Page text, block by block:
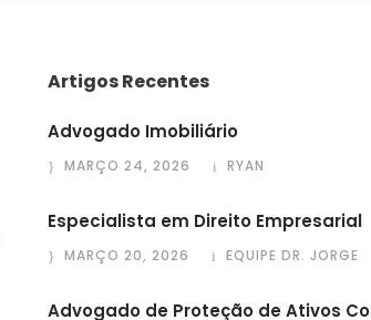
Artigos Recentes
Advogado Imobiliário
MARÇO 24, 2026 RYAN
Especialista em Direito Empresarial
MARÇO 20, 2026 EQUIPE DR. JORGE
Advogado de Proteção de Ativos